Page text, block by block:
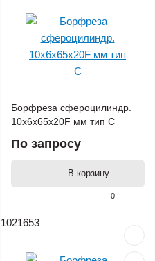
0
Борфреза сфероцилиндр.
10x6x65x20F мм тип C
По запросу
В корзину
1021653